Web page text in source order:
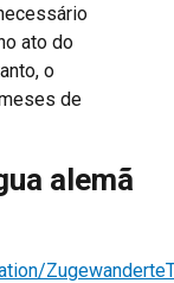
ato do
o
de
alemã